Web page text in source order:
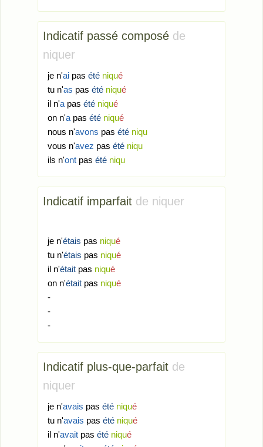
Indicatif passé composé de
niquer
je n'ai pas été niqué
tu n'as pas été niqué
il n'a pas été niqué
on n'a pas été niqué
nous n'avons pas été niqu
vous n'avez pas été niqu
ils n'ont pas été niqu
Indicatif imparfait de niquer
je n'étais pas niqué
tu n'étais pas niqué
il n'était pas niqué
on n'était pas niqué
-
-
-
Indicatif plus-que-parfait de
niquer
je n'avais pas été niqué
tu n'avais pas été niqué
il n'avait pas été niqué